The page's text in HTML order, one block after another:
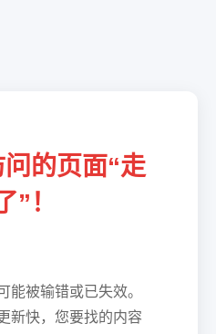
的页面“走
”！
能被输错或已失效。
新快，您要找的内容